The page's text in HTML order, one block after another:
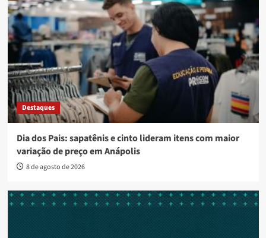
Destaques
Dia dos Pais: sapatênis e cinto lideram itens com maior
variação de preço em Anápolis
8 de agosto de 2026